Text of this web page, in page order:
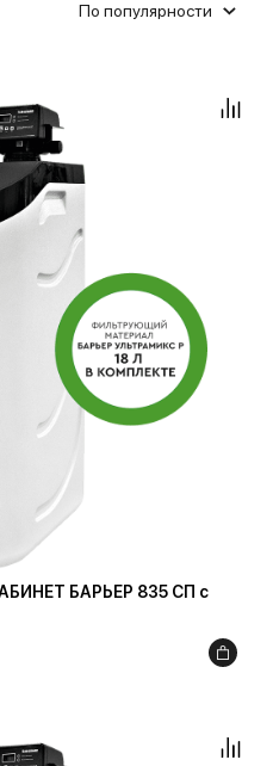
По популярности
БАРЬЕР 835 СП с